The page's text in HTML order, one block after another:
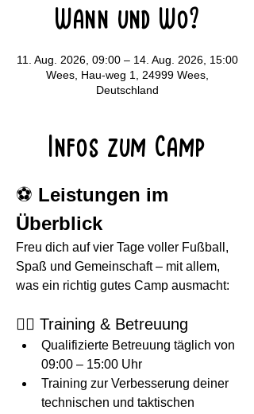
Wann und Wo?
11. Aug. 2026, 09:00 – 14. Aug. 2026, 15:00
Wees, Hau-weg 1, 24999 Wees,
Deutschland
Infos zum Camp
⚽ Leistungen im
Überblick
Freu dich auf vier Tage voller Fußball,
Spaß und Gemeinschaft – mit allem,
was ein richtig gutes Camp ausmacht:
🏃‍♂️ Training & Betreuung
Qualifizierte Betreuung täglich von
09:00 – 15:00 Uhr
Training zur Verbesserung deiner
technischen und taktischen